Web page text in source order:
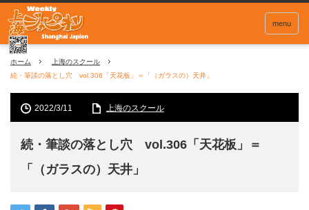
menu
ホーム
上海のスクール
続・筆談の落とし穴 vol.306「天花板」＝「（ガラスの）天井」
2022/3/11 上海のスクール
続・筆談の落とし穴 vol.306「天花板」＝
「（ガラスの）天井」